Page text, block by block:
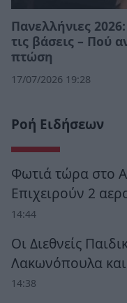
Πανελλήνιες
τις βάσεις – Πού
πτώση
17/07/2026 19:28
Ροή Ειδήσεων
Φωτιά τώρα στο
Επιχειρούν 2
14:44
Οι Διεθνείς
Λακωνόπουλα
14:38